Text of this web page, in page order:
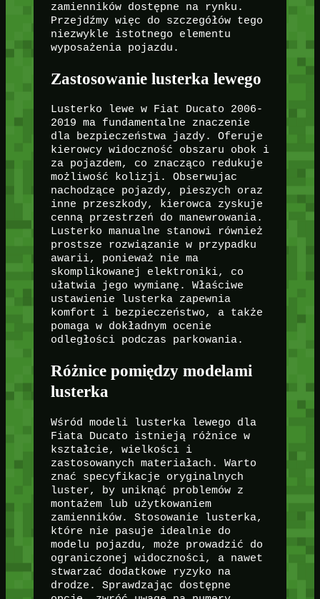
zamienników dostępne na rynku.
Przejdźmy więc do szczegółów tego
niezwykle istotnego elementu
wyposażenia pojazdu.
Zastosowanie lusterka lewego
Lusterko lewe w Fiat Ducato 2006-
2019 ma fundamentalne znaczenie
dla bezpieczeństwa jazdy. Oferuje
kierowcy widoczność obszaru obok i
za pojazdem, co znacząco redukuje
możliwość kolizji. Obserwujac
nachodzące pojazdy, pieszych oraz
inne przeszkody, kierowca zyskuje
cenną przestrzeń do manewrowania.
Lusterko manualne stanowi również
prostsze rozwiązanie w przypadku
awarii, ponieważ nie ma
skomplikowanej elektroniki, co
ułatwia jego wymianę. Właściwe
ustawienie lusterka zapewnia
komfort i bezpieczeństwo, a także
pomaga w dokładnym ocenie
odległości podczas parkowania.
Różnice pomiędzy modelami
lusterka
Wśród modeli lusterka lewego dla
Fiata Ducato istnieją różnice w
kształcie, wielkości i
zastosowanych materiałach. Warto
znać specyfikacje oryginalnych
luster, by uniknąć problemów z
montażem lub użytkowaniem
zamienników. Stosowanie lusterka,
które nie pasuje idealnie do
modelu pojazdu, może prowadzić do
ograniczonej widoczności, a nawet
stwarzać dodatkowe ryzyko na
drodze. Sprawdzając dostępne